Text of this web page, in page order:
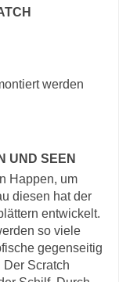
werden
UND SEEN
Happen, um
diesen hat der
entwickelt.
so viele
gegenseitig
Der Scratch